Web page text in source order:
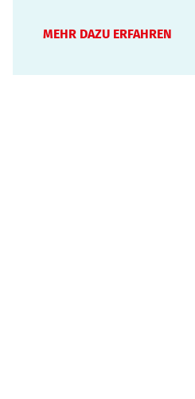
Schadensbegrenzung bei
MEHR DAZU ERFAHREN